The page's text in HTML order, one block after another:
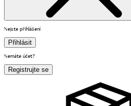
Nejste přihlášení
Přihlásit
Nemáte účet?
Registrujte se